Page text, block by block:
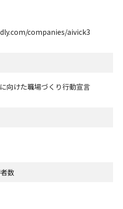
companies/aivick3
向けた職場づくり行動宣言
数